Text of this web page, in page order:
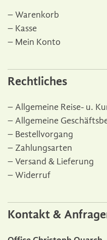
Warenkorb
Kasse
Mein Konto
Rechtliches
Allgemeine Reise- u.
Allgemeine
Bestellvorgang
Zahlungsarten
Versand & Lieferung
Widerruf
Kontakt &